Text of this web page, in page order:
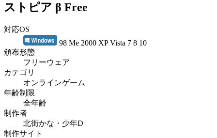
ストピア β Free
対応OS
98 Me 2000 XP Vista 7 8 10
頒布形態
フリーウェア
カテゴリ
オンラインゲーム
年齢制限
全年齢
制作者
北街かな・少年D
制作サイト